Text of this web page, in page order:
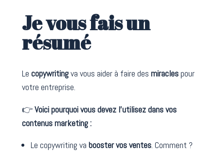
Je vous fais un
résumé
Le copywritingva vous aider à faire des miraclespour
votre entreprise.
👉Voici pourquoi vous devez l’utilisez dans vos
contenus marketing :
Le copywriting va booster vos ventes. Comment ?